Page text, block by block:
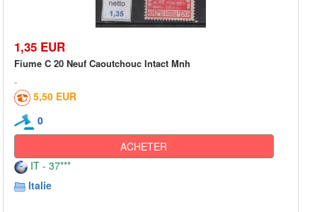
1,35 EUR
Fiume C 20 Neuf Caoutchouc Intact Mnh
5,50 EUR
0
ACHETER
IT - 37***
Italie